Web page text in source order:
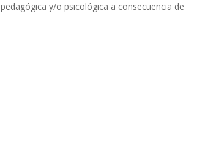
y/o psicológica a consecuencia de